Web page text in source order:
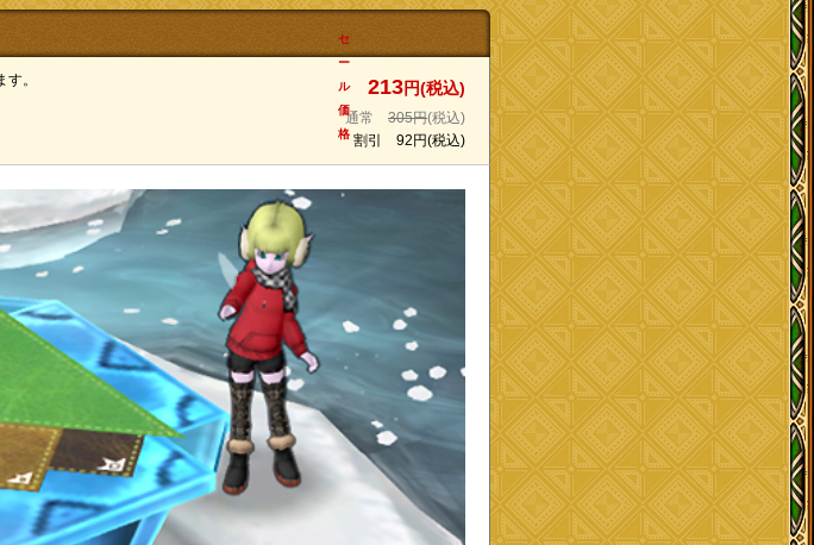
。
セ
ー
ル
価
格
213円(税込)
通常 305円(税込)
割引 92円(税込)